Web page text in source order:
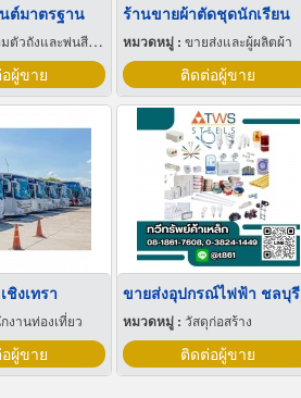
ต์มาตรฐาน
วถังและพ่นสีรถยนต์
ผู้ขาย
ร้านขายผ้าตัดชุดนักเรียน
หมวดหมู่ : ขายส่งและผู้ผลิตผ้า
ติดต่อผู้ขาย
ชิงเทรา
งานท่องเที่ยว
ผู้ขาย
ขายส่งอุปกรณ์ไฟฟ้า ชลบุรี
หมวดหมู่ : วัสดุก่อสร้าง
ติดต่อผู้ขาย